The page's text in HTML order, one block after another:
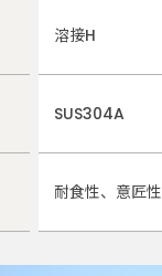
溶接H
SUS304A
耐食性、意匠性